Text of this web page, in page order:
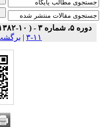
دوره ۵، شماره ۳ - ( ۱۰-۱۳۸۲ )
۱۱-۳
|برگشت